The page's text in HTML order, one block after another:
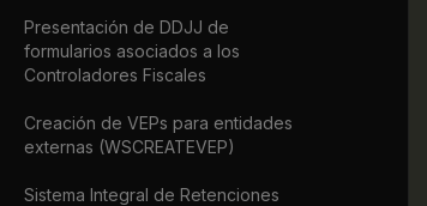
Presentación de DDJJ de
formularios asociados a los
Controladores Fiscales
Creación de VEPs para entidades
externas (WSCREATEVEP)
Sistema Integral de Retenciones